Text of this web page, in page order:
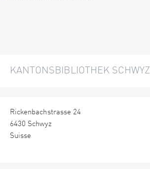
KANTONSBIBLIOTHEK SCHWYZ
Rickenbachstrasse 24
6430 Schwyz
Suisse